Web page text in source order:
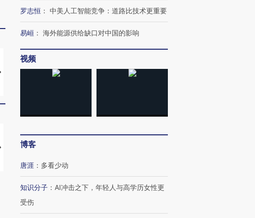
视线｜HYROX的吸金
马航飞行员跨国走私7万
【推广】走进第四届链博
罗志恒 ： 中美人工智能竞争：道路比技术更重要
易峘 ： 海外能源供给缺口对中国的影响
视频
博客
唐涯 ： 多看少动
知识分子 ： AI冲击之下，年轻人与高学历女性更
受伤